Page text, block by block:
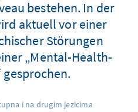
bestehen. In der
aktuell vor einer
Störungen
„Mental-Health-
gesprochen.
i na drugim jezicima